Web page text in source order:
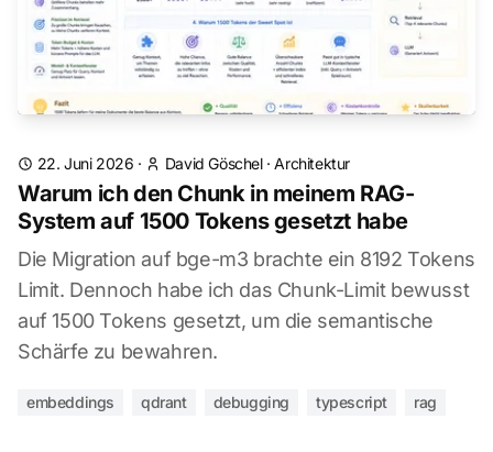
22. Juni 2026 · David Göschel·Architektur
Warum ich den Chunk in meinem RAG-
System auf 1500 Tokens gesetzt habe
Die Migration auf bge-m3 brachte ein 8192 Tokens
Limit. Dennoch habe ich das Chunk-Limit bewusst
auf 1500 Tokens gesetzt, um die semantische
Schärfe zu bewahren.
embeddings qdrant debugging typescript rag